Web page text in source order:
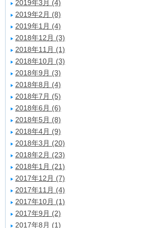
2019年3月 (4)
2019年2月 (8)
2019年1月 (4)
2018年12月 (3)
2018年11月 (1)
2018年10月 (3)
2018年9月 (3)
2018年8月 (4)
2018年7月 (5)
2018年6月 (6)
2018年5月 (8)
2018年4月 (9)
2018年3月 (20)
2018年2月 (23)
2018年1月 (21)
2017年12月 (7)
2017年11月 (4)
2017年10月 (1)
2017年9月 (2)
2017年8月 (1)